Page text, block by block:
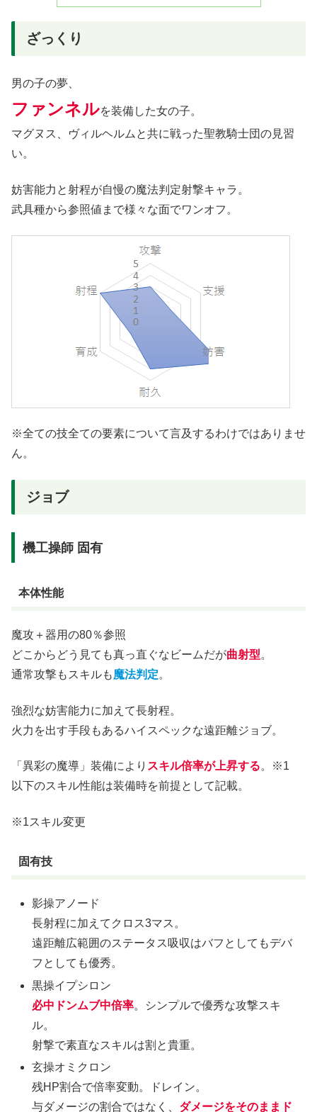
ざっくり
男の子の夢、
ファンネルを装備した女の子。
マグヌス、ヴィルヘルムと共に戦った聖教騎士団の見習
い。
妨害能力と射程が自慢の魔法判定射撃キャラ。
武具種から参照値まで様々な面でワンオフ。
※全ての技全ての要素について言及するわけではありませ
ん。
ジョブ
機工操師 固有
本体性能
魔攻＋器用の80％参照
どこからどう見ても真っ直ぐなビームだが曲射型。
通常攻撃もスキルも魔法判定。
強烈な妨害能力に加えて長射程。
火力を出す手段もあるハイスペックな遠距離ジョブ。
「異彩の魔導」装備により スキル倍率が上昇する。※1
以下のスキル性能は装備時を前提として記載。
※1スキル変更
固有技
影操アノード
長射程に加えてクロス3マス。
遠距離広範囲のステータス吸収はバフとしてもデバ
フとしても優秀。
黒操イプシロン
必中ドンムブ中倍率。シンプルで優秀な攻撃スキ
ル。
射撃で素直なスキルは割と貴重。
玄操オミクロン
残HP割合で倍率変動。ドレイン。
与ダメージの割合ではなく、 ダメージをそのままド